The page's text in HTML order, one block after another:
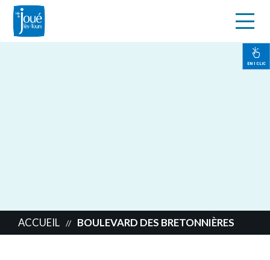
EN 1 CLIC
ACCUEIL // BOULEVARD DES BRETONNIÈRES